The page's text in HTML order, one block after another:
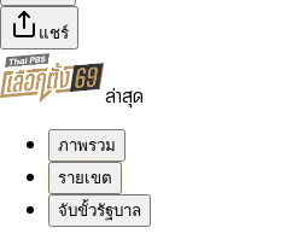
แชร์
ล่าสุด
ภาพรวม
รายเขต
จับขั้วรัฐบาล
0